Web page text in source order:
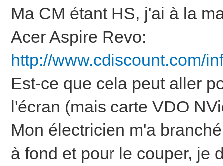
Ma CM étant HS, j'ai à la
Acer Aspire Revo:
http://www.cdiscount.com/
Est-ce que cela peut aller
l'écran (mais carte VDO
Mon électricien m'a
à fond et pour le couper, je